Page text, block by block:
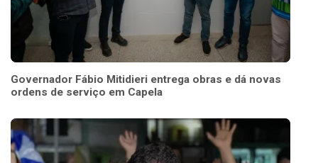
Governador Fábio Mitidieri entrega obras e dá novas
ordens de serviço em Capela